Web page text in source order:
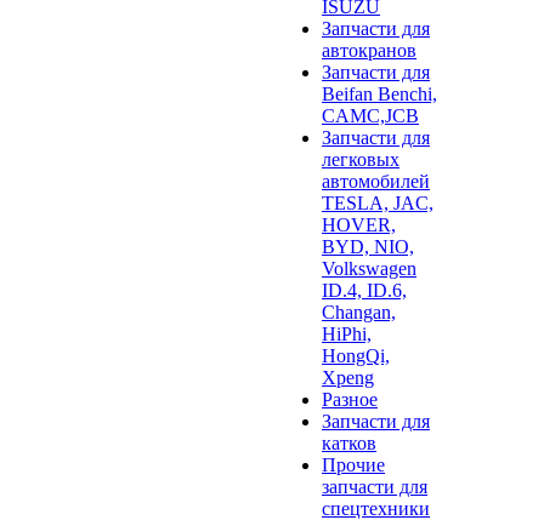
ISUZU
Запчасти для
автокранов
Запчасти для
Beifan Benchi,
CAMC,JCB
Запчасти для
легковых
автомобилей
TESLA, JAC,
HOVER,
BYD, NIO,
Volkswagen
ID.4, ID.6,
Changan,
HiPhi,
HongQi,
Xpeng
Разное
Запчасти для
катков
Прочие
запчасти для
спецтехники